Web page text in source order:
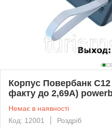
Корпус Повербанк
факту до 2,69А)
Немає в наявності
Код: 12001
Роздріб